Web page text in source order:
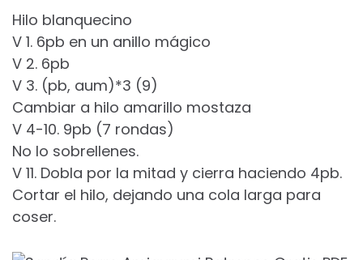
Hilo blanquecino
V 1. 6pb en un anillo mágico
V 2. 6pb
V 3. (pb, aum)*3 (9)
Cambiar a hilo amarillo mostaza
V 4-10. 9pb (7 rondas)
No lo sobrellenes.
V 11. Dobla por la mitad y cierra haciendo 4pb.
Cortar el hilo, dejando una cola larga para
coser.